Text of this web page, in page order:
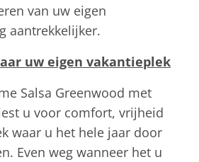
van uw eigen
aantrekkelijker.
uw eigen vakantieplek
Salsa Greenwood met
u voor comfort, vrijheid
waar u het hele jaar door
Even weg wanneer het u